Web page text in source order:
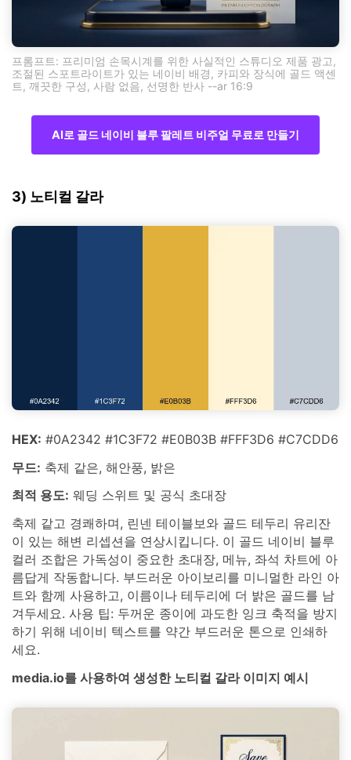
프롬프트: 프리미엄 손목시계를 위한 사실적인 스튜디오 제품 광고,
조절된 스포트라이트가 있는 네이비 배경, 카피와 장식에 골드 액센
트, 깨끗한 구성, 사람 없음, 선명한 반사 --ar 16:9
AI로 골드 네이비 블루 팔레트 비주얼 무료로 만들기
3) 노티컬 갈라
HEX: #0A2342 #1C3F72 #E0B03B #FFF3D6 #C7CDD6
무드: 축제 같은, 해안풍, 밝은
최적 용도: 웨딩 스위트 및 공식 초대장
축제 같고 경쾌하며, 린넨 테이블보와 골드 테두리 유리잔
이 있는 해변 리셉션을 연상시킵니다. 이 골드 네이비 블루
컬러 조합은 가독성이 중요한 초대장, 메뉴, 좌석 차트에 아
름답게 작동합니다. 부드러운 아이보리를 미니멀한 라인 아
트와 함께 사용하고, 이름이나 테두리에 더 밝은 골드를 남
겨두세요. 사용 팁: 두꺼운 종이에 과도한 잉크 축적을 방지
하기 위해 네이비 텍스트를 약간 부드러운 톤으로 인쇄하
세요.
media.io를 사용하여 생성한 노티컬 갈라 이미지 예시